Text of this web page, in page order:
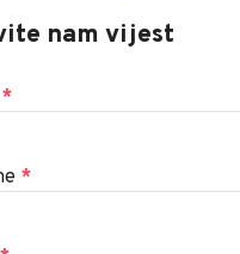
nam vijest
*
*